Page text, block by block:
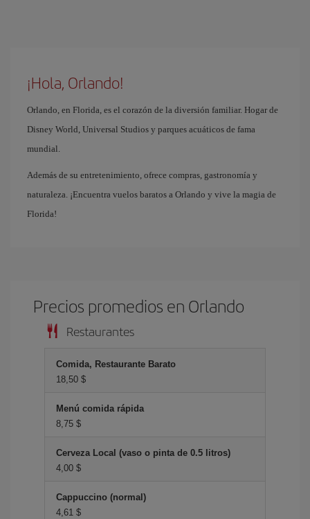
¡Hola, Orlando!
Orlando, en Florida, es el corazón de la diversión familiar. Hogar de
Disney World, Universal Studios y parques acuáticos de fama
mundial.
Además de su entretenimiento, ofrece compras, gastronomía y
naturaleza. ¡Encuentra vuelos baratos a Orlando y vive la magia de
Florida!
Precios promedios en Orlando
Restaurantes
Comida, Restaurante Barato
18,50 $
Menú comida rápida
8,75 $
Cerveza Local (vaso o pinta de 0.5 litros)
4,00 $
Cappuccino (normal)
4,61 $